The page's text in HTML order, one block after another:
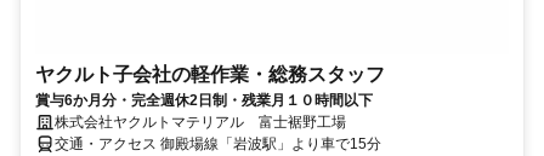
ヤクルト子会社の軽作業・総務スタッフ
賞与6か月分・完全週休2日制・残業月１０時間以下
株式会社ヤクルトマテリアル 富士裾野工場
交通・アクセス 御殿場線「岩波駅」より車で15分